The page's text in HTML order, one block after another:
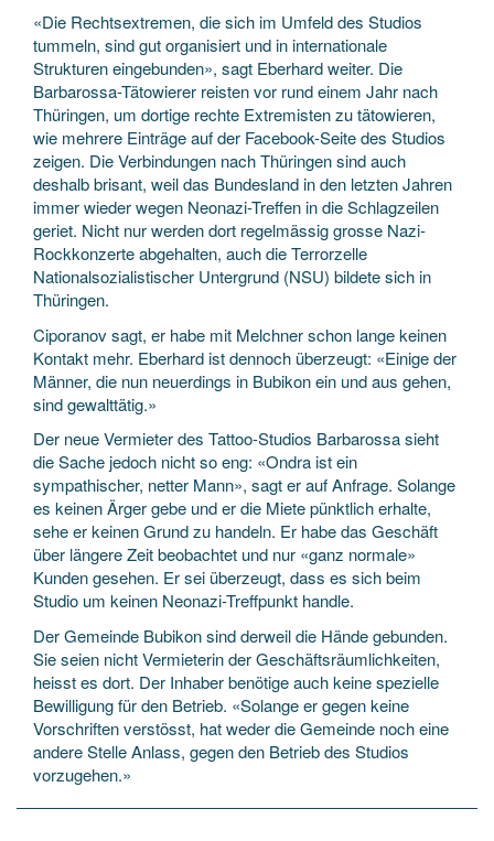
«Die Rechtsextremen, die sich im Umfeld des Studios
tummeln, sind gut organisiert und in internationale
Strukturen eingebunden», sagt Eberhard weiter. Die
Barbarossa-Tätowierer reisten vor rund einem Jahr nach
Thüringen, um dortige rechte Extremisten zu tätowieren,
wie mehrere Einträge auf der Facebook-Seite des Studios
zeigen. Die Verbindungen nach Thüringen sind auch
deshalb brisant, weil das Bundesland in den letzten Jahren
immer wieder wegen Neonazi-Treffen in die Schlagzeilen
geriet. Nicht nur werden dort regelmässig grosse Nazi-
Rockkonzerte abgehalten, auch die Terrorzelle
Nationalsozialistischer Untergrund (NSU) bildete sich in
Thüringen.
Ciporanov sagt, er habe mit Melchner schon lange keinen
Kontakt mehr. Eberhard ist dennoch überzeugt: «Einige der
Männer, die nun neuerdings in Bubikon ein und aus gehen,
sind gewalttätig.»
Der neue Vermieter des Tattoo-Studios Barbarossa sieht
die Sache jedoch nicht so eng: «Ondra ist ein
sympathischer, netter Mann», sagt er auf Anfrage. Solange
es keinen Ärger gebe und er die Miete pünktlich erhalte,
sehe er keinen Grund zu handeln. Er habe das Geschäft
über längere Zeit beobachtet und nur «ganz normale»
Kunden gesehen. Er sei überzeugt, dass es sich beim
Studio um keinen Neonazi-Treffpunkt handle.
Der Gemeinde Bubikon sind derweil die Hände gebunden.
Sie seien nicht Vermieterin der Geschäftsräumlichkeiten,
heisst es dort. Der Inhaber benötige auch keine spezielle
Bewilligung für den Betrieb. «Solange er gegen keine
Vorschriften verstösst, hat weder die Gemeinde noch eine
andere Stelle Anlass, gegen den Betrieb des Studios
vorzugehen.»